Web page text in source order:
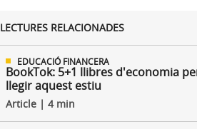
LECTURES RELACIONADES
EDUCACIÓ FINANCERA
BookTok: 5+1 llibres d'economia
llegir aquest estiu
Article | 4 min